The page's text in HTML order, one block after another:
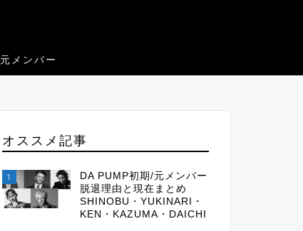
元メンバー
オススメ記事
1
DA PUMP初期/元メンバー
脱退理由と現在まとめ
SHINOBU・YUKINARI・
KEN・KAZUMA・DAICHI